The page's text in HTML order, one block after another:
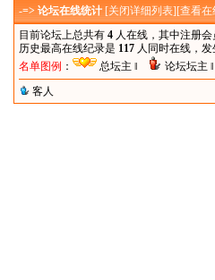
-=> 论坛在线统计[关闭详细列表][查看在
目前论坛上总共有 4 人在线，其中注册会
历史最高在线纪录是 117 人同时在线，发
名单图例 ： 总坛主 ‖ 论坛坛主 ‖
客人